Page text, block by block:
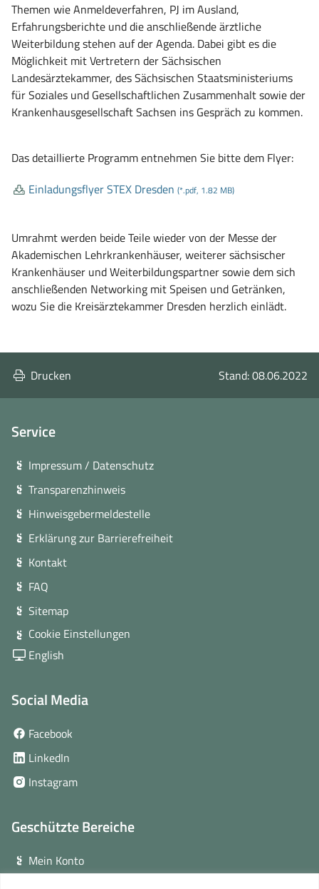
Themen wie Anmeldeverfahren, PJ im Ausland,
Erfahrungsberichte und die anschließende ärztliche
Weiterbildung stehen auf der Agenda. Dabei gibt es die
Möglichkeit mit Vertretern der Sächsischen
Landesärztekammer, des Sächsischen Staatsministeriums
für Soziales und Gesellschaftlichen Zusammenhalt sowie der
Krankenhausgesellschaft Sachsen ins Gespräch zu kommen.
Das detaillierte Programm entnehmen Sie bitte dem Flyer:
Einladungsflyer STEX Dresden (*.pdf, 1.82 MB)
Umrahmt werden beide Teile wieder von der Messe der
Akademischen Lehrkrankenhäuser, weiterer sächsischer
Krankenhäuser und Weiterbildungspartner sowie dem sich
anschließenden Networking mit Speisen und Getränken,
wozu Sie die Kreisärztekammer Dresden herzlich einlädt.
Drucken Stand: 08.06.2022
Service
Impressum / Datenschutz
Transparenzhinweis
Hinweisgebermeldestelle
Erklärung zur Barrierefreiheit
Kontakt
FAQ
Sitemap
Cookie Einstellungen
English
Social Media
Facebook
Fenster)
LinkedIn
neuem
Instagram(öffnet
Fenster)
Geschützte Bereiche
Mein Konto